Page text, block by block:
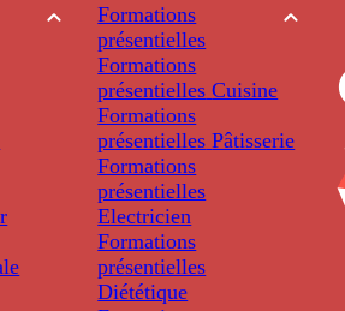
Formations
présentielles
Formations
présentielles Cuisine
Formations
présentielles Pâtisserie
Formations
présentielles
Electricien
Formations
présentielles
Diététique